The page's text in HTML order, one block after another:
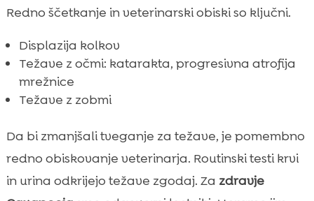
Redno ščetkanje in veterinarski obiski so ključni.
Displazija kolkov
Težave z očmi: katarakta, progresivna atrofija
mrežnice
Težave z zobmi
Da bi zmanjšali tveganje za težave, je pomembno
redno obiskovanje veterinarja. Routinski testi krvi
in urina odkrijejo težave zgodaj. Za zdravje